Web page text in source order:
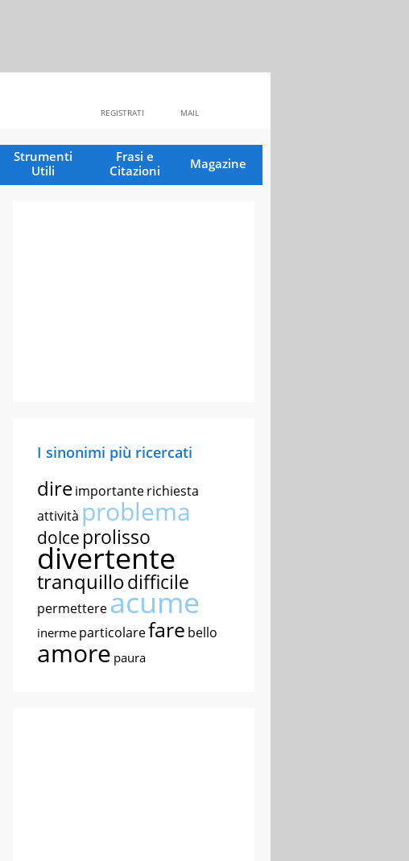
MAIL
REGISTRATI
Strumenti
Utili
Frasi e
Citazioni
Magazine
I sinonimi più ricercati
direimportanterichiesta
attività problema
dolce prolisso
divertente
tranquillodifficile
permettereacume
inerme particolarefare bello
amore paura